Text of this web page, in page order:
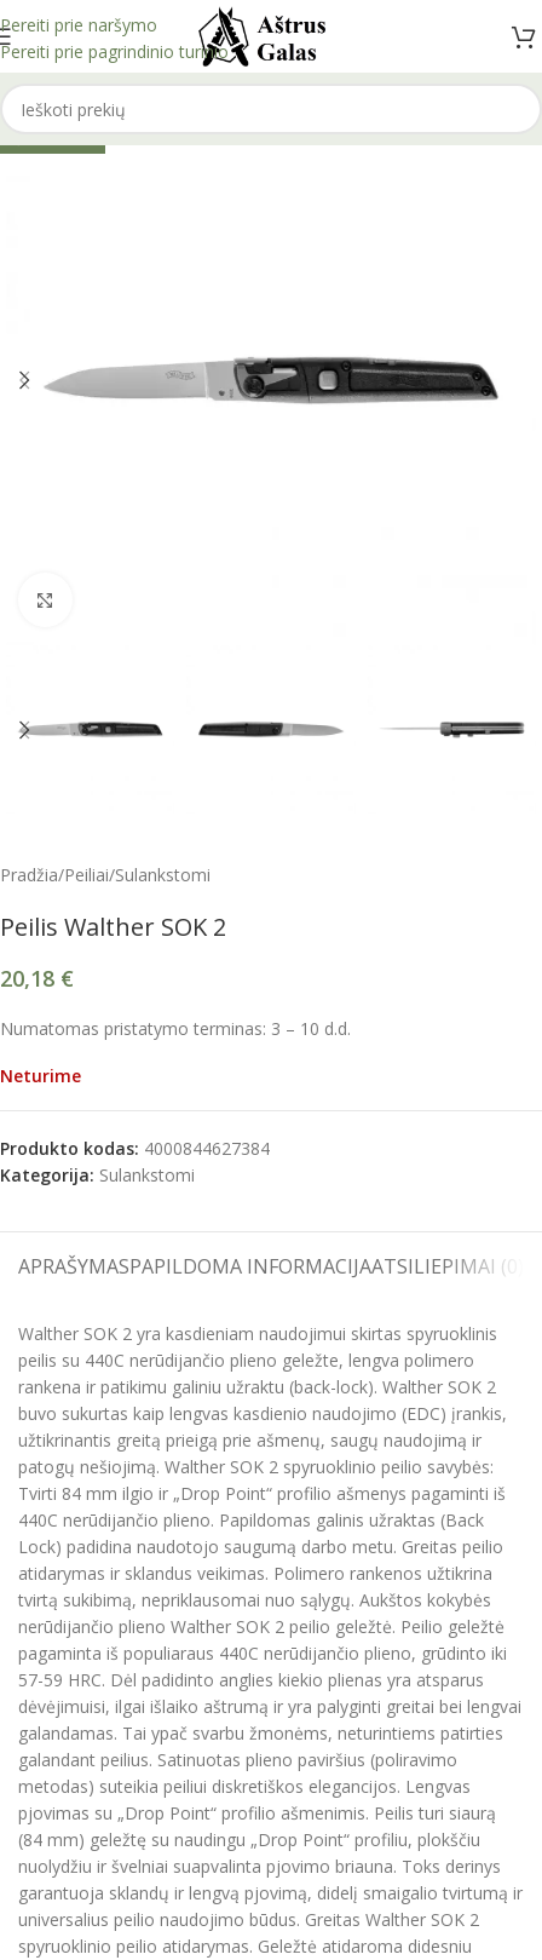
Pereiti prie naršymo
Pereiti prie pagrindinio turinio
Pradžia/Peiliai/Sulankstomi
Peilis Walther SOK 2
20,18 €
Numatomas pristatymo terminas: 3 – 10 d.d.
Neturime
Produkto kodas: 4000844627384
Kategorija: Sulankstomi
APRAŠYMASPAPILDOMA INFORMACIJAATSILIEPIMAI (0)
Walther SOK 2 yra kasdieniam naudojimui skirtas spyruoklinis
peilis su 440C nerūdijančio plieno geležte, lengva polimero
rankena ir patikimu galiniu užraktu (back-lock). Walther SOK 2
buvo sukurtas kaip lengvas kasdienio naudojimo (EDC) įrankis,
užtikrinantis greitą prieigą prie ašmenų, saugų naudojimą ir
patogų nešiojimą. Walther SOK 2 spyruoklinio peilio savybės:
Tvirti 84 mm ilgio ir „Drop Point“ profilio ašmenys pagaminti iš
440C nerūdijančio plieno. Papildomas galinis užraktas (Back
Lock) padidina naudotojo saugumą darbo metu. Greitas peilio
atidarymas ir sklandus veikimas. Polimero rankenos užtikrina
tvirtą sukibimą, nepriklausomai nuo sąlygų. Aukštos kokybės
nerūdijančio plieno Walther SOK 2 peilio geležtė. Peilio geležtė
pagaminta iš populiaraus 440C nerūdijančio plieno, grūdinto iki
57-59 HRC. Dėl padidinto anglies kiekio plienas yra atsparus
dėvėjimuisi, ilgai išlaiko aštrumą ir yra palyginti greitai bei lengvai
galandamas. Tai ypač svarbu žmonėms, neturintiems patirties
galandant peilius. Satinuotas plieno paviršius (poliravimo
metodas) suteikia peiliui diskretiškos elegancijos. Lengvas
pjovimas su „Drop Point“ profilio ašmenimis. Peilis turi siaurą
(84 mm) geležtę su naudingu „Drop Point“ profiliu, plokščiu
nuolydžiu ir švelniai suapvalinta pjovimo briauna. Toks derinys
garantuoja sklandų ir lengvą pjovimą, didelį smaigalio tvirtumą ir
universalius peilio naudojimo būdus. Greitas Walther SOK 2
spyruoklinio peilio atidarymas. Geležtė atidaroma didesniu